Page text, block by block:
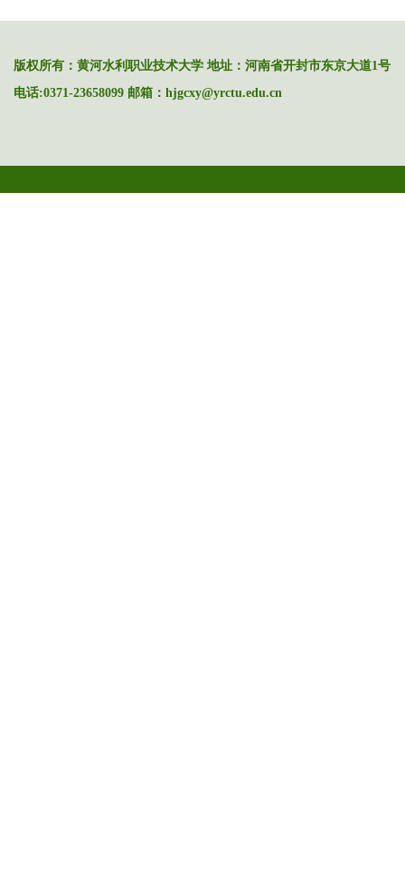
版权所有：黄河水利职业技术大学 地址：河南省开封市东京大道1号
电话:0371-23658099 邮箱：hjgcxy@yrctu.edu.cn